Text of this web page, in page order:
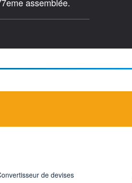
de devises